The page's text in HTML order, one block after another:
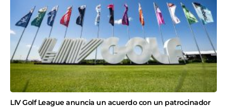
LIV Golf League anuncia un acuerdo con un patrocinador